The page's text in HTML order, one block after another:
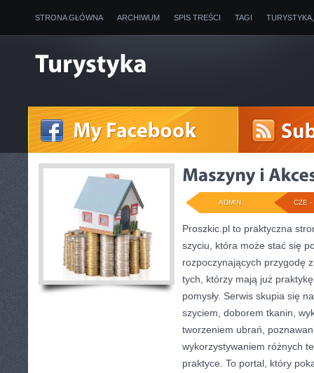
STRONA GŁÓWNA ARCHIWUM SPIS TREŚCI TAGI
CZE -
ADMIN
Proszkic.pl to praktyczna
szyciu, która może stać się
rozpoczynających przygodę
tych, którzy mają już
pomysły. Serwis skupia się
szyciem, doborem tkanin,
tworzeniem ubrań,
wykorzystywaniem różnych
praktyce. To portal, który